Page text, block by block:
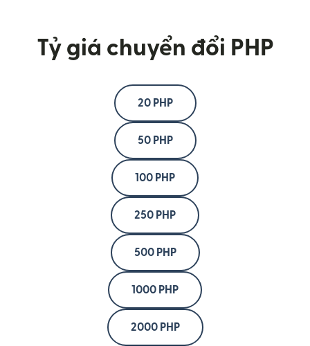
Tỷ giá chuyển đổi PHP
20 PHP
50 PHP
100 PHP
250 PHP
500 PHP
1000 PHP
2000 PHP